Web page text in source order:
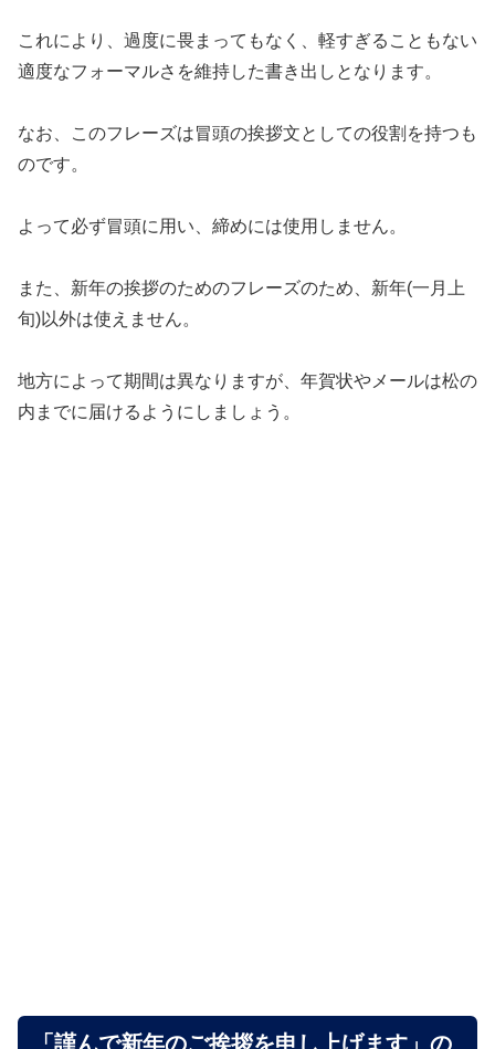
これにより、過度に畏まってもなく、軽すぎることもない
適度なフォーマルさを維持した書き出しとなります。
なお、このフレーズは冒頭の挨拶文としての役割を持つも
のです。
よって必ず冒頭に用い、締めには使用しません。
また、新年の挨拶のためのフレーズのため、新年(一月上
旬)以外は使えません。
地方によって期間は異なりますが、年賀状やメールは松の
内までに届けるようにしましょう。
「謹んで新年のご挨拶を申し上げます」の